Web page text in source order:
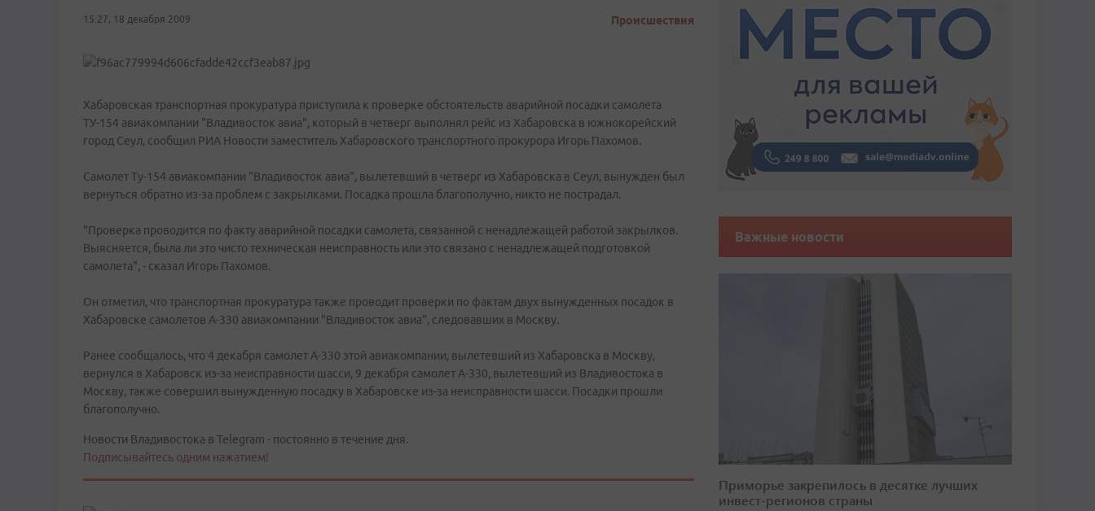
15:27, 18 декабря 2009 Происшествия
Хабаровская транспортная прокуратура приступила к проверке обстоятельств аварийной посадки самолета
ТУ-154 авиакомпании "Владивосток авиа", который в четверг выполнял рейс из Хабаровска в южнокорейский
город Сеул, сообщил РИА Новости заместитель Хабаровского транспортного прокурора Игорь Пахомов.
Самолет Ту-154 авиакомпании "Владивосток авиа", вылетевший в четверг из Хабаровска в Сеул, вынужден был
вернуться обратно из-за проблем с закрылками. Посадка прошла благополучно, никто не пострадал.
"Проверка проводится по факту аварийной посадки самолета, связанной с ненадлежащей работой закрылков.
Выясняется, была ли это чисто техническая неисправность или это связано с ненадлежащей подготовкой
самолета", - сказал Игорь Пахомов.
Он отметил, что транспортная прокуратура также проводит проверки по фактам двух вынужденных посадок в
Хабаровске самолетов А-330 авиакомпании "Владивосток авиа", следовавших в Москву.
Ранее сообщалось, что 4 декабря самолет А-330 этой авиакомпании, вылетевший из Хабаровска в Москву,
вернулся в Хабаровск из-за неисправности шасси, 9 декабря самолет А-330, вылетевший из Владивостока в
Москву, также совершил вынужденную посадку в Хабаровске из-за неисправности шасси. Посадки прошли
благополучно.
Новости Владивостока в Telegram - постоянно в течение дня.
Подписывайтесь одним нажатием!
Важные новости
Приморье закрепилось в десятке лучших
инвест-регионов страны